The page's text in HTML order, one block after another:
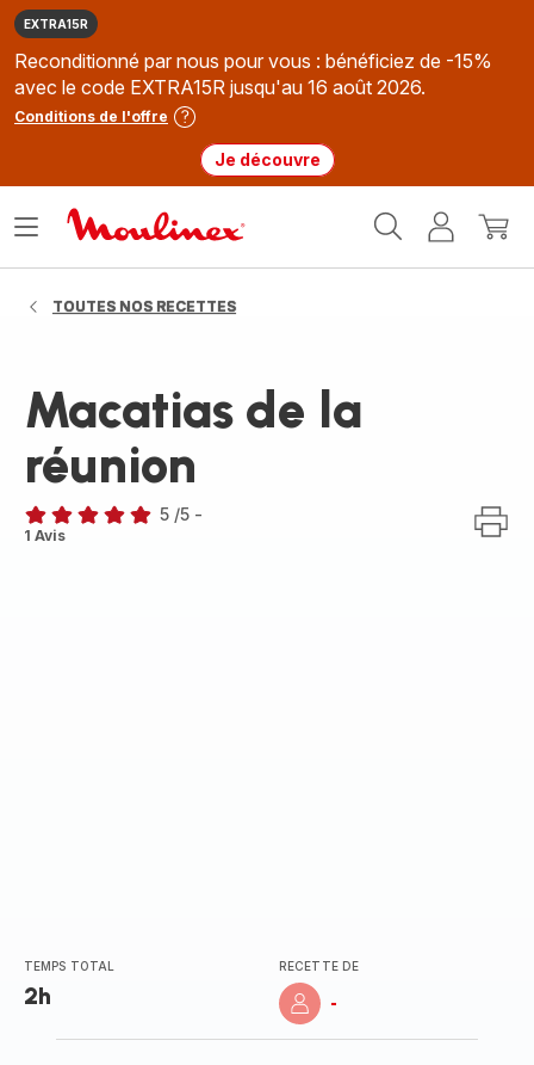
EXTRA15R
Reconditionné par nous pour vous : bénéficiez de -15%
avec le code EXTRA15R jusqu'au 16 août 2026.
Conditions de l'offre
Je découvre
MonMon
Ouvrir
TOUTES NOS RECETTES
Macatias de la
réunion
Avis
5 /5 -
1 Avis
TEMPS TOTAL
2h
RECETTE DE
-